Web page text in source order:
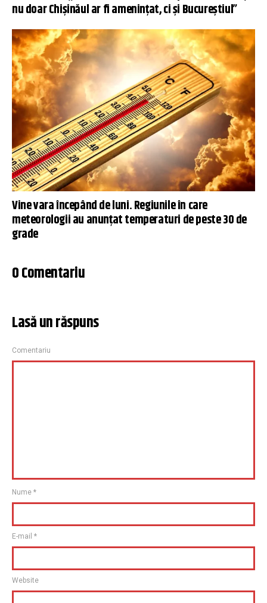
nu doar Chișinăul ar fi amenințat, ci și Bucureștiul”
Vine vara începând de luni. Regiunile în care
meteorologii au anunțat temperaturi de peste 30 de
grade
0 Comentariu
Lasă un răspuns
Comentariu
Nume *
E-mail *
Website